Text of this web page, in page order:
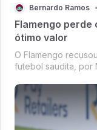
Bernardo Ramos •
Flamengo
ótimo valor
O Flamengo
futebol saudita, por
da sondagem foi
Reis. Já a da...